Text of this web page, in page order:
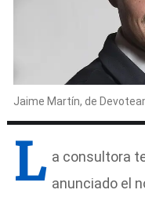
Jaime Martín, de
L a consultora
anunciado el